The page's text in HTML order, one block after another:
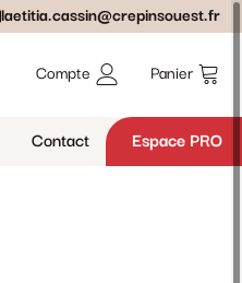
laetitia.cassin@crepinsouest.fr
Compte Panier
Contact Espace PRO